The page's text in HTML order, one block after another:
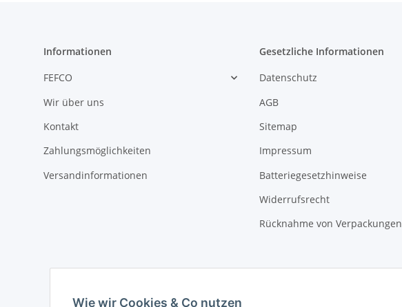
Informationen
FEFCO
Wir über uns
Kontakt
Zahlungsmöglichkeiten
Versandinformationen
Gesetzliche Informationen
Datenschutz
AGB
Sitemap
Impressum
Batteriegesetzhinweise
Widerrufsrecht
Rücknahme von Verpackungen
Wie wir Cookies & Co nutzen